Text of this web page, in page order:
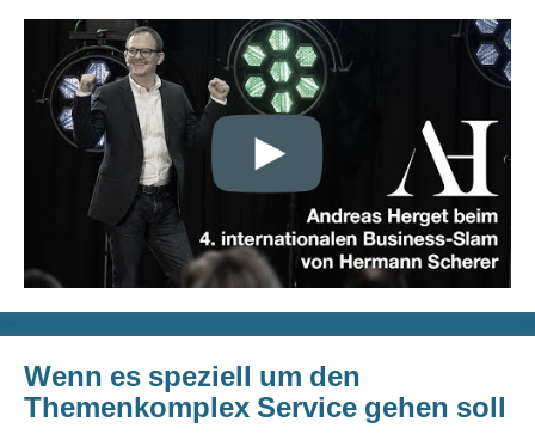
Wenn es speziell um den
Themenkomplex Service gehen soll